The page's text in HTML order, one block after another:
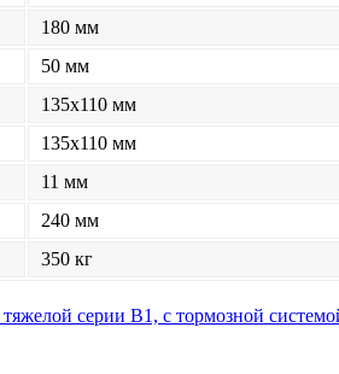
180 мм
50 мм
135x110 мм
135x110 мм
11 мм
240 мм
350 кг
серии B1, с тормозной